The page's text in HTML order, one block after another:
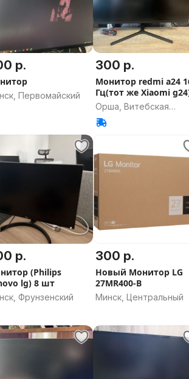
р.
Первомайский
300 р.
Монитор redmi a24
Гц(тот же Xiaomi
Орша, Витебская
область
р.
(Philips
lg) 8 шт
Фрунзенский
300 р.
Новый Монитор LG
27MR400-B
Минск, Центральный